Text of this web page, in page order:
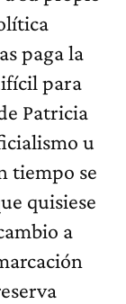
paga la
para
Patricia
u
tiempo se
quisiese
a